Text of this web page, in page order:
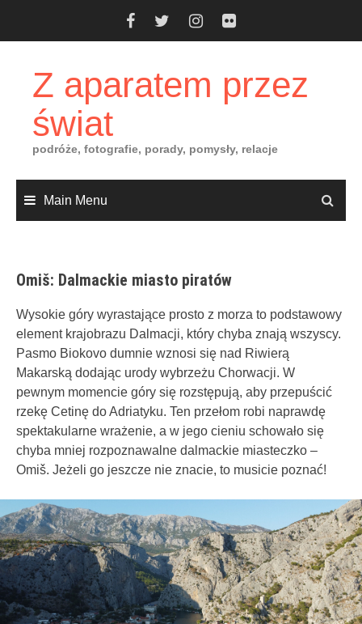
Z aparatem przez
świat
podróże, fotografie, porady, pomysły, relacje
Main Menu
Omiš: Dalmackie miasto piratów
Wysokie góry wyrastające prosto z morza to podstawowy
element krajobrazu Dalmacji, który chyba znają wszyscy.
Pasmo Biokovo dumnie wznosi się nad Riwierą
Makarską dodając urody wybrzeżu Chorwacji. W
pewnym momencie góry się rozstępują, aby przepuścić
rzekę Cetinę do Adriatyku. Ten przełom robi naprawdę
spektakularne wrażenie, a w jego cieniu schowało się
chyba mniej rozpoznawalne dalmackie miasteczko –
Omiš. Jeżeli go jeszcze nie znacie, to musicie poznać!